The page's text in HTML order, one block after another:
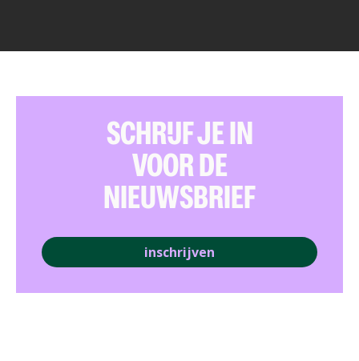
SCHRIJF JE IN
VOOR DE
NIEUWSBRIEF
inschrijven